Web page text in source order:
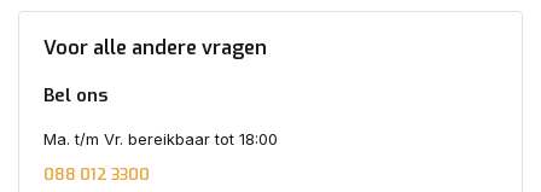
Voor alle andere vragen
Bel ons
Ma. t/m Vr. bereikbaar tot 18:00
088 012 3300